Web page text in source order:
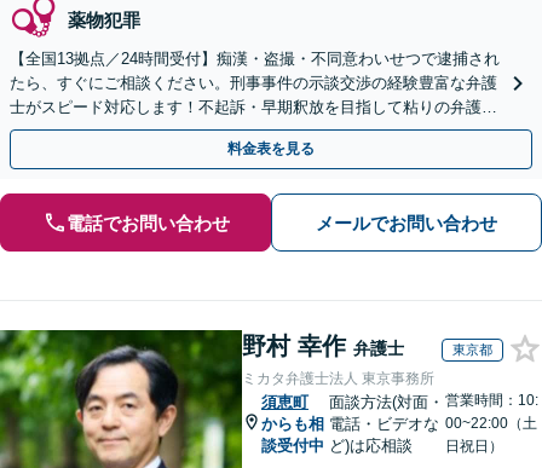
薬物犯罪
【全国13拠点／24時間受付】痴漢・盗撮・不同意わいせつで逮捕され
たら、すぐにご相談ください。刑事事件の示談交渉の経験豊富な弁護
士がスピード対応します！不起訴・早期釈放を目指して粘りの弁護活
動を行います。
料金表を見る
電話でお問い合わせ メールでお問い合わせ
野村 幸作 弁護士 東京都
ミカタ弁護士法人 東京事務所
須恵町
からも相
談受付中
面談方法(対面・
電話・ビデオな
ど)は応相談
営業時間：10:
00~22:00（土
日祝日）